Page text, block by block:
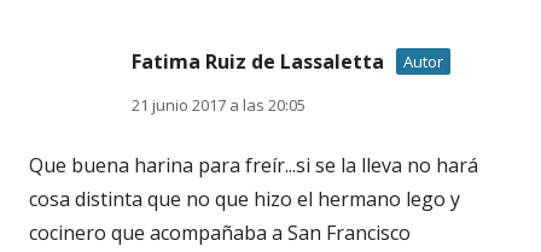
Fatima Ruiz de Lassaletta
Autor
21 junio 2017 a las 20:05
Que buena harina para freír...si se la lleva no hará
cosa distinta que no que hizo el hermano lego y
cocinero que acompañaba a San Francisco